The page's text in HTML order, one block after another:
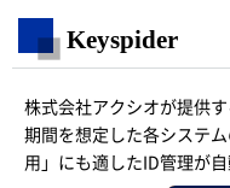
Keyspider
株式会社アクシオが提供
期間を想定した各システ
用」にも適したID管理が